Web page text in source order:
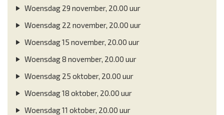
Woensdag 29 november, 20.00 uur
Woensdag 22 november, 20.00 uur
Woensdag 15 november, 20.00 uur
Woensdag 8 november, 20.00 uur
Woensdag 25 oktober, 20.00 uur
Woensdag 18 oktober, 20.00 uur
Woensdag 11 oktober, 20.00 uur